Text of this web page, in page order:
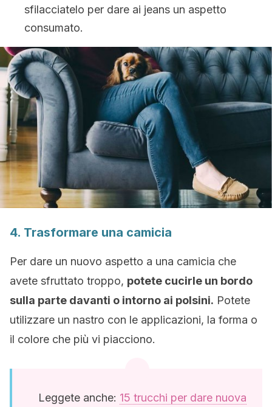
sfilacciatelo per dare ai jeans un aspetto
consumato.
4. Trasformare una camicia
Per dare un nuovo aspetto a una camicia che
avete sfruttato troppo, potete cucirle un bordo
sulla parte davanti o intorno ai polsini. Potete
utilizzare un nastro con le applicazioni, la forma o
il colore che più vi piacciono.
Leggete anche: 15 trucchi per dare nuova